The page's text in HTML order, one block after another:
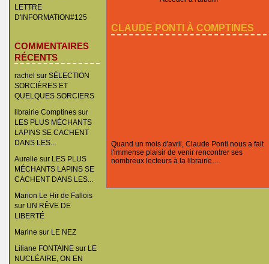
LETTRE
D'INFORMATION#125
COMMENTAIRES
RÉCENTS
rachel sur SÉLECTION
SORCIÈRES ET
QUELQUES SORCIERS
librairie Comptinessur
LES PLUS MÉCHANTS
LAPINS SE CACHENT
DANS LES...
Aurelie sur LES PLUS
MÉCHANTS LAPINS SE
CACHENT DANS LES...
Marion Le Hir de Fallois
sur UN RÊVE DE
LIBERTÉ
Marine sur LE NEZ
Liliane FONTAINEsur LE
NUCLÉAIRE, ON EN
CLAUDE PONTI À COMPTINES
Quand un mois d'avril, Claude Ponti nous a fait
l'immense plaisir de venir rencontrer ses
nombreux lecteurs à la librairie…